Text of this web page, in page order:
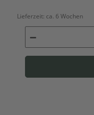
Lieferzeit: ca. 6 Wochen